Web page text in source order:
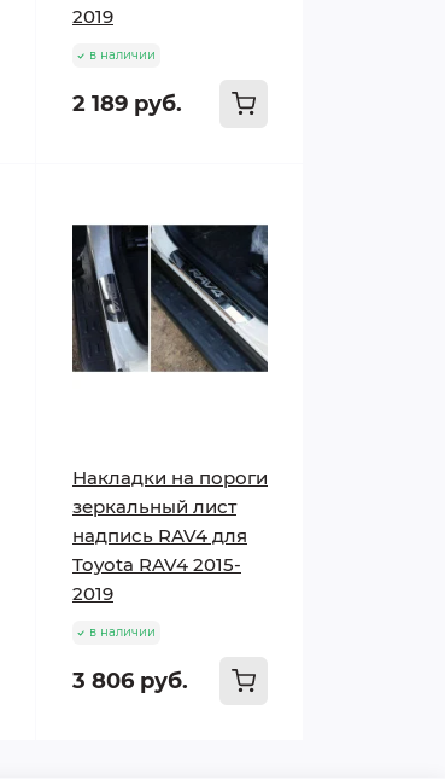
2019
в наличии
2 189 руб.
Накладки на пороги
зеркальный лист
надпись RAV4 для
Toyota RAV4 2015-
2019
в наличии
3 806 руб.